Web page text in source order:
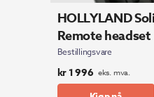
HOLLYLAND
Remote headset
Bestillingsvare
kr1 996 eks. mva.